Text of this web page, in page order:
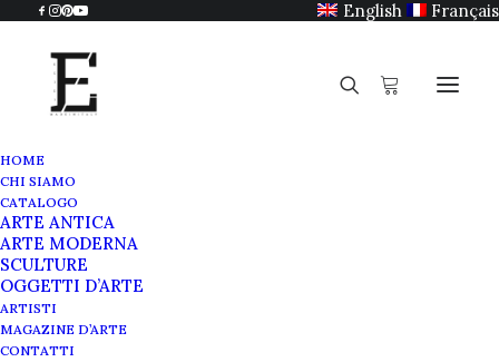
English Français
HOME
CHI SIAMO
CATALOGO
ARTE ANTICA
ARTE MODERNA
SCULTURE
OGGETTI D’ARTE
ARTISTI
MAGAZINE D’ARTE
CONTATTI